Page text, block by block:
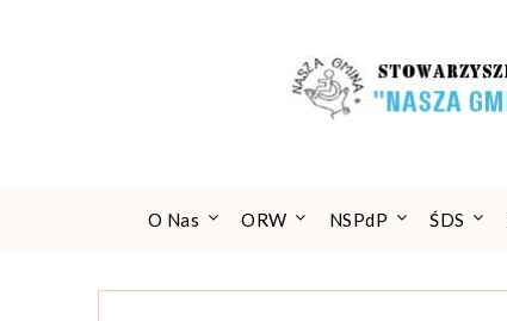
O Nas ORW NSPdP ŚDS